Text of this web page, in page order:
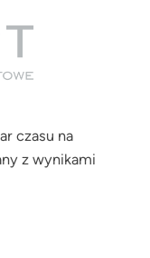
czasu na
z wynikami